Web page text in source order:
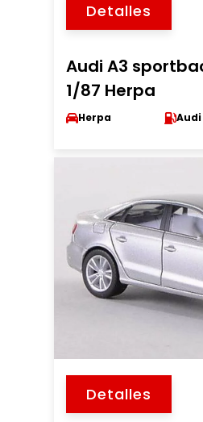
Detalles
Audi A3
1/87 Herpa
Herpa Audi
Detalles